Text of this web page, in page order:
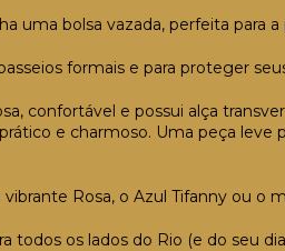
uma bolsa vazada, perfeita para a
formais e para proteger
confortável e possui alça
e charmoso. Uma peça leve
Rosa, o Azul Tifanny ou o
todos os lados do Rio (e do seu